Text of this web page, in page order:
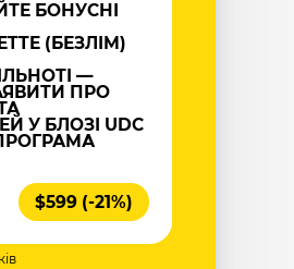
БОНУСНІ
(БЕЗЛІМ)
—
ПРО
У БЛОЗІ UDC
$599 (-21%)